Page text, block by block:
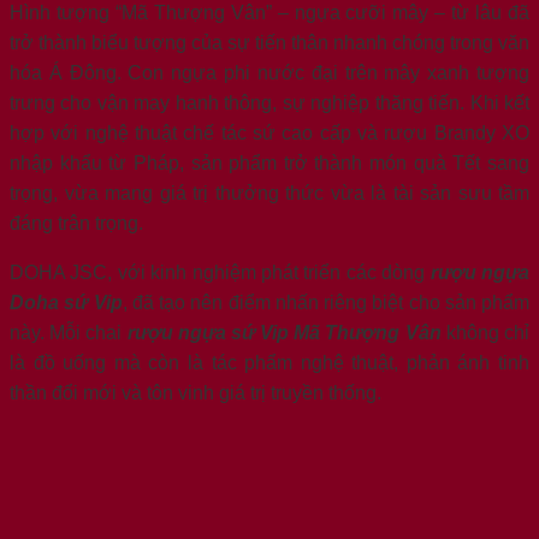
Hình tượng “Mã Thượng Vân” – ngựa cưỡi mây – từ lâu đã
trở thành biểu tượng của sự tiến thân nhanh chóng trong văn
hóa Á Đông. Con ngựa phi nước đại trên mây xanh tượng
trưng cho vận may hanh thông, sự nghiệp thăng tiến. Khi kết
hợp với nghệ thuật chế tác sứ cao cấp và rượu Brandy XO
nhập khẩu từ Pháp, sản phẩm trở thành món quà Tết sang
trọng, vừa mang giá trị thưởng thức vừa là tài sản sưu tầm
đáng trân trọng.
DOHA JSC, với kinh nghiệm phát triển các dòng rượu ngựa
Doha sứ Vip, đã tạo nên điểm nhấn riêng biệt cho sản phẩm
này. Mỗi chai rượu ngựa sứ Vip Mã Thượng Vân không chỉ
là đồ uống mà còn là tác phẩm nghệ thuật, phản ánh tinh
thần đổi mới và tôn vinh giá trị truyền thống.